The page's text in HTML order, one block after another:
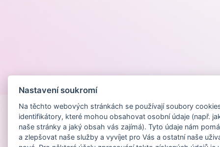
Nastavení soukromí
Na těchto webových stránkách se používají soubory
identifikátory, které mohou obsahovat osobní údaje (např.
naše stránky a jaký obsah vás zajímá). Tyto údaje nám
a zlepšovat naše služby a vyvíjet pro Vás a ostatní naše